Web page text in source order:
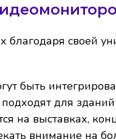
своей
быть
для
на выставках,
внимание на